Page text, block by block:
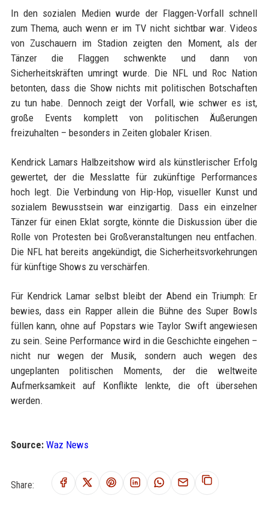
In den sozialen Medien wurde der Flaggen-Vorfall schnell
zum Thema, auch wenn er im TV nicht sichtbar war. Videos
von Zuschauern im Stadion zeigten den Moment, als der
Tänzer die Flaggen schwenkte und dann von
Sicherheitskräften umringt wurde. Die NFL und Roc Nation
betonten, dass die Show nichts mit politischen Botschaften
zu tun habe. Dennoch zeigt der Vorfall, wie schwer es ist,
große Events komplett von politischen Äußerungen
freizuhalten – besonders in Zeiten globaler Krisen.
Kendrick Lamars Halbzeitshow wird als künstlerischer Erfolg
gewertet, der die Messlatte für zukünftige Performances
hoch legt. Die Verbindung von Hip-Hop, visueller Kunst und
sozialem Bewusstsein war einzigartig. Dass ein einzelner
Tänzer für einen Eklat sorgte, könnte die Diskussion über die
Rolle von Protesten bei Großveranstaltungen neu entfachen.
Die NFL hat bereits angekündigt, die Sicherheitsvorkehrungen
für künftige Shows zu verschärfen.
Für Kendrick Lamar selbst bleibt der Abend ein Triumph: Er
bewies, dass ein Rapper allein die Bühne des Super Bowls
füllen kann, ohne auf Popstars wie Taylor Swift angewiesen
zu sein. Seine Performance wird in die Geschichte eingehen –
nicht nur wegen der Musik, sondern auch wegen des
ungeplanten politischen Moments, der die weltweite
Aufmerksamkeit auf Konflikte lenkte, die oft übersehen
werden.
Source: Waz News
Share: